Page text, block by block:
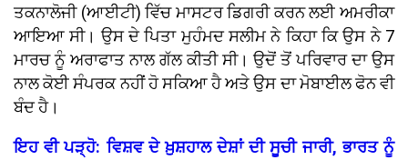
ਤਕਨਾਲੋਜੀ (ਆਈਟੀ) ਵਿੱਚ ਮਾਸਟਰ ਡਿਗਰੀ ਕਰਨ ਲਈ ਅਮਰੀਕਾ
ਆਇਆ ਸੀ। ਉਸ ਦੇ ਪਿਤਾ ਮੁਹੰਮਦ ਸਲੀਮ ਨੇ ਕਿਹਾ ਕਿ ਉਸ ਨੇ 7
ਮਾਰਚ ਨੂੰ ਅਰਾਫਾਤ ਨਾਲ ਗੱਲ ਕੀਤੀ ਸੀ। ਉਦੋਂ ਤੋਂ ਪਰਿਵਾਰ ਦਾ ਉਸ
ਨਾਲ ਕੋਈ ਸੰਪਰਕ ਨਹੀਂ ਹੋ ਸਕਿਆ ਹੈ ਅਤੇ ਉਸ ਦਾ ਮੋਬਾਈਲ ਫੋਨ ਵੀ
ਬੰਦ ਹੈ।
ਇਹ ਵੀ ਪੜ੍ਹੋ: ਵਿਸ਼ਵ ਦੇ ਖ਼ੁਸ਼ਹਾਲ ਦੇਸ਼ਾਂ ਦੀ ਸੂਚੀ ਜਾਰੀ, ਭਾਰਤ ਨੂੰ